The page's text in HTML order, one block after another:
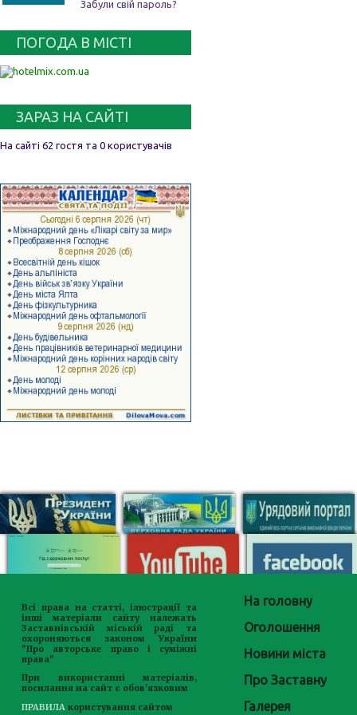
Забули свій пароль?
ПОГОДА В МІСТІ
ЗАРАЗ НА САЙТІ
На сайті 62 гостя та 0 користувачів
Всі права на статті, ілюстрації та
інші матеріали сайту належать
Заставнівській міській раді та
охороняються законом України
"Про авторське право і суміжні
права"
При використанні матеріалів,
посилання на сайт є обов'язковим
ПРАВИЛА користування сайтом
На головну
Оголошення
Новини міста
Про Заставну
Галерея